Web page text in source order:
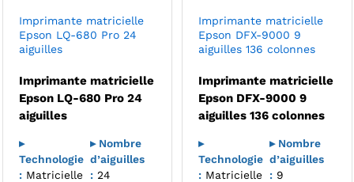
Imprimante matricielle
Epson LQ-680 Pro 24
aiguilles
Imprimante matricielle
Epson LQ-680 Pro 24
aiguilles
▸
Technologie
:Matricielle
▸ Nombre
d’aiguilles
:24
Imprimante matricielle
Epson DFX-9000 9
aiguilles 136 colonnes
Imprimante matricielle
Epson DFX-9000 9
aiguilles 136 colonnes
▸
Technologie
: Matricielle
▸ Nombre
d’aiguilles
: 9